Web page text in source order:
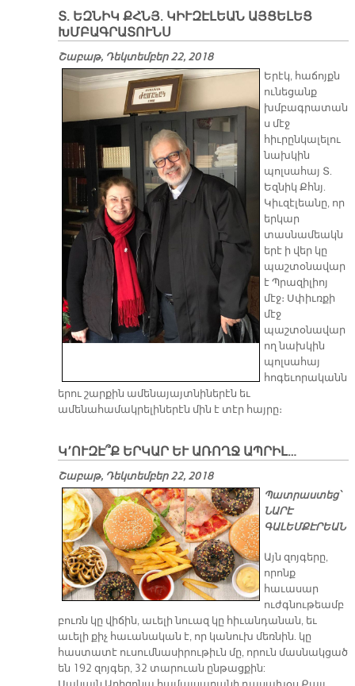
Տ. ԵԶՆԻԿ ՔՀՆՅ. ԿԻՒԶԷԼԵԱՆ ԱՅՑԵԼԵՑ
ԽՄԲԱԳՐԱՏՈՒՆՍ
Շաբաթ, Դեկտեմբեր 22, 2018
Երէկ, հաճոյքն
ունեցանք
խմբագրատան
ս մէջ
հիւրընկալելու
նախկին
պոլսահայ Տ.
Եզնիկ Քհնյ.
Կիւզէլեանը, որ
երկար
տասնամեակն
երէ ի վեր կը
պաշտօնավար
է Պրազիլիոյ
մէջ։ Սփիւռքի
մէջ
պաշտօնավար
ող նախկին
պոլսահայ
հոգեւորականն
երու շարքին ամենայայտնիներէն եւ
ամենահամակրելիներէն մին է տէր հայրը։
Կ՚ՈՒԶԷ՞Ք ԵՐԿԱՐ ԵՒ ԱՌՈՂՋ ԱՊՐԻԼ…
Շաբաթ, Դեկտեմբեր 22, 2018
Պատրաստեց՝
ՆԱՐԷ
ԳԱԼԵՄՔԷՐԵԱՆ
Այն զոյգերը,
որոնք
հաւասար
ուժգնութեամբ
բուռն կը վիճին, աւելի նուազ կը հիւանդանան, եւ
աւելի քիչ հաւանական է, որ կանուխ մեռնին. կը
հաստատէ ուսումնասիրութիւն մը, որուն մասնակցած
են 192 զոյգեր, 32 տարուան ընթացքին: